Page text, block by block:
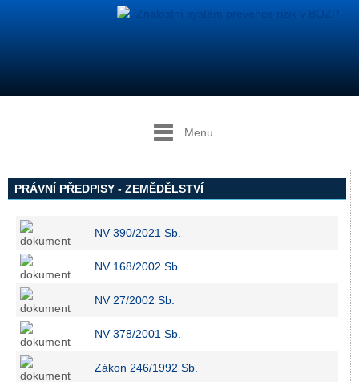
Menu
PRÁVNÍ PŘEDPISY - ZEMĚDĚLSTVÍ
NV 390/2021 Sb.
NV 168/2002 Sb.
NV 27/2002 Sb.
NV 378/2001 Sb.
Zákon 246/1992 Sb.